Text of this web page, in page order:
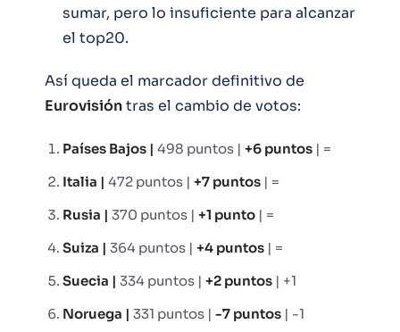
sumar, pero lo insuficiente para alcanzar
el top20.
Así queda el marcador definitivo de
Eurovisióntras el cambio de votos:
Países Bajos | 498 puntos | +6 puntos | =
Italia | 472 puntos | +7 puntos | =
Rusia | 370 puntos | +1 punto | =
Suiza | 364 puntos | +4 puntos | =
Suecia | 334 puntos | +2 puntos | +1
Noruega | 331 puntos | -7 puntos | -1